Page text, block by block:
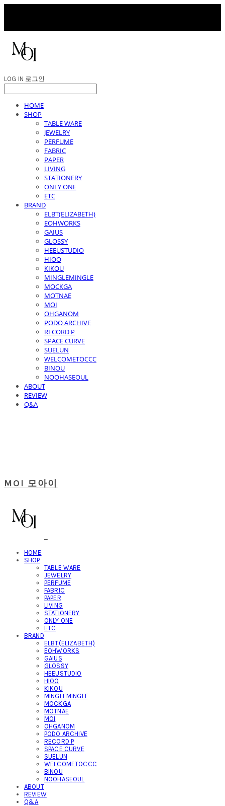
LOG IN 로그인
HOME
SHOP
TABLE WARE
JEWELRY
PERFUME
FABRIC
PAPER
LIVING
STATIONERY
ONLY ONE
ETC
BRAND
ELBT(ELIZABETH)
EOHWORKS
GAIUS
GLOSSY
HEEUSTUDIO
HIOO
KIKOU
MINGLEMINGLE
MOCKGA
MOTNAE
MOI
OHGANOM
PODO ARCHIVE
RECORD P
SPACE CURVE
SUELUN
WELCOMETOCCC
BINOU
NOOHASEOUL
ABOUT
REVIEW
Q&A
MOI 모아이
HOME
SHOP
TABLE WARE
JEWELRY
PERFUME
FABRIC
PAPER
LIVING
STATIONERY
ONLY ONE
ETC
BRAND
ELBT(ELIZABETH)
EOHWORKS
GAIUS
GLOSSY
HEEUSTUDIO
HIOO
KIKOU
MINGLEMINGLE
MOCKGA
MOTNAE
MOI
OHGANOM
PODO ARCHIVE
RECORD P
SPACE CURVE
SUELUN
WELCOMETOCCC
BINOU
NOOHASEOUL
ABOUT
REVIEW
Q&A